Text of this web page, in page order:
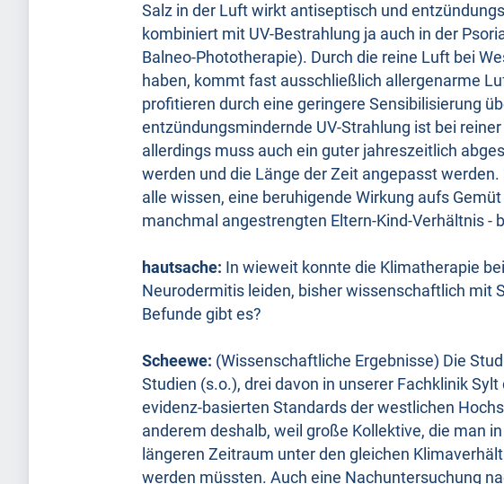
Salz in der Luft wirkt antiseptisch und
kombiniert mit UV-Bestrahlung ja auch in der
Balneo-Phototherapie). Durch die reine Luft bei
haben, kommt fast ausschließlich allergenarme
profitieren durch eine geringere Sensibilisierung
entzündungsmindernde UV-Strahlung ist bei
allerdings muss auch ein guter jahreszeitlich
werden und die Länge der Zeit angepasst
alle wissen, eine beruhigende Wirkung aufs
manchmal angestrengten Eltern-Kind-Verhältnis -
hautsache: In wieweit konnte die Klimatherapie
Neurodermitis leiden, bisher wissenschaftlich mit
Befunde gibt es?
Scheewe: (Wissenschaftliche Ergebnisse) Die
Studien (s.o.), drei davon in unserer Fachklinik
evidenz-basierten Standards der westlichen
anderem deshalb, weil große Kollektive, die man
längeren Zeitraum unter den gleichen
werden müssten. Auch eine Nachuntersuchung